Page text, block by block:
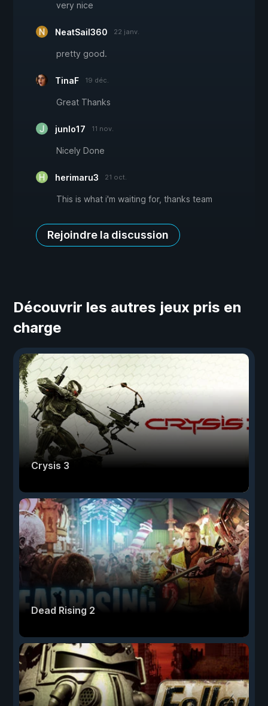
very nice
NeatSail360 22 janv.
pretty good.
TinaF 19 déc.
Great Thanks
junlo17 11 nov.
Nicely Done
herimaru3 21 oct.
This is what i'm waiting for, thanks team
Rejoindre la discussion
Découvrir les autres jeux pris en
charge
Crysis 3
Dead Rising 2